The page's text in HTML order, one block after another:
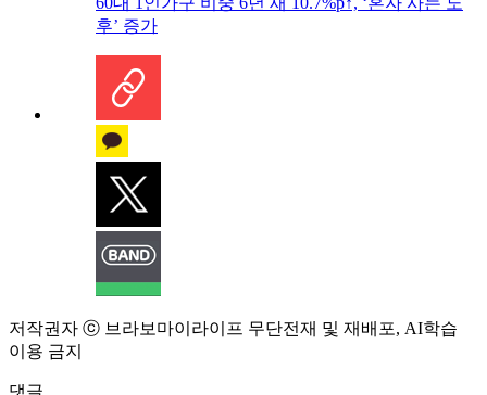
후’ 증가
저작권자 ⓒ 브라보마이라이프 무단전재 및 재배포, AI학습
이용 금지